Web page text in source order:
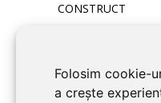
Folosim cookie-
a crește
CONSTRUCT